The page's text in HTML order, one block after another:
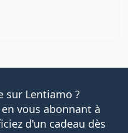
sur Lentiamo ?
vous abonnant à
d'un cadeau dès